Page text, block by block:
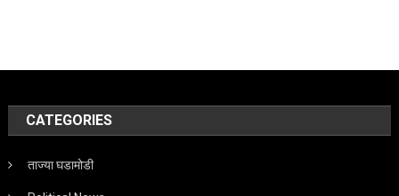
CATEGORIES
ताज्या घडामोडी